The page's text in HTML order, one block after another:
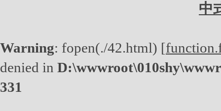
中
Warning: fopen(./42.html) [
denied in
331